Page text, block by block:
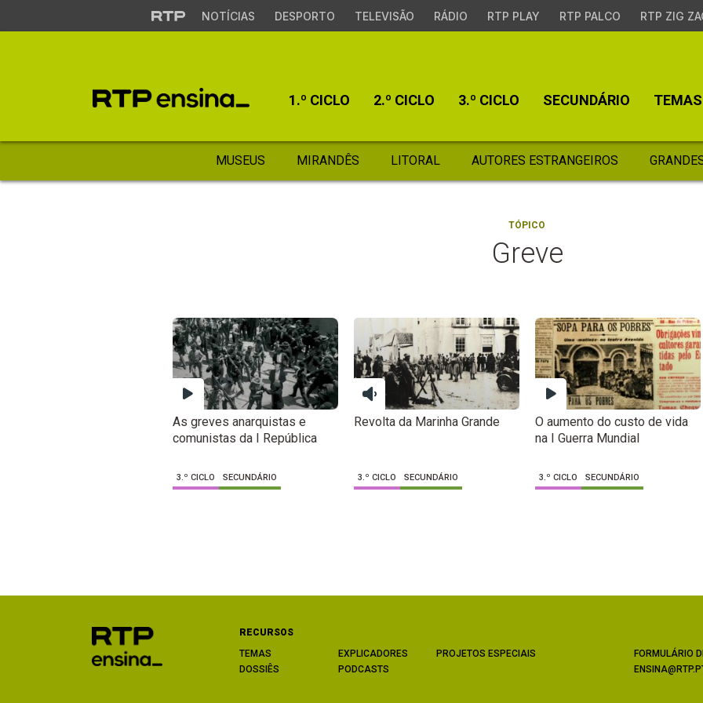
NOTÍCIAS DESPORTO TELEVISÃO RÁDIO RTP PLAY RTP PALCO RTP ZIG
1.º CICLO 2.º CICLO 3.º CICLO SECUNDÁRIO TEMAS
MUSEUS MIRANDÊS LITORAL AUTORES ESTRANGEIROS
TÓPICO
Greve
As greves anarquistas e
comunistas da I República
3.º CICLO SECUNDÁRIO
Revolta da Marinha Grande
3.º CICLO SECUNDÁRIO
O aumento do custo de vida
na I Guerra Mundial
3.º CICLO SECUNDÁRIO
RECURSOS
TEMAS
DOSSIÊS
EXPLICADORES
PODCASTS
PROJETOS ESPECIAIS
FORMULÁRIO